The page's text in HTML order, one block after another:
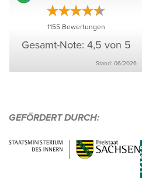
1155Bewer­tungen
Gesamt-Note: 4,5 von 5
Stand: 06/​2026
GEFÖR­DERT DURCH: